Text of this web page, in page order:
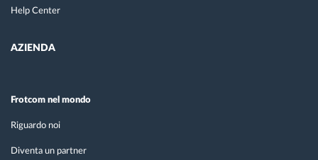
Help Center
AZIENDA
Frotcom nel mondo
Riguardo noi
Diventa un partner